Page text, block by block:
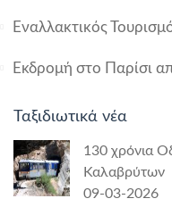
Εναλλακτικός
Εκδρομή στο Παρίσι
Ταξιδιωτικά νέα
130 χρόνια
Καλαβρύτων
09-03-2026